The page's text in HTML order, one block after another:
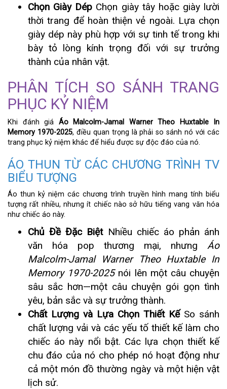
Chọn Giày Dép Chọn giày tây hoặc giày lười
thời trang để hoàn thiện vẻ ngoài. Lựa chọn
giày dép này phù hợp với sự tinh tế trong khi
bày tỏ lòng kính trọng đối với sự trưởng
thành của nhân vật.
PHÂN TÍCH SO SÁNH TRANG
PHỤC KỶ NIỆM
Khi đánh giá Áo Malcolm-Jamal Warner Theo Huxtable In
Memory 1970-2025, điều quan trọng là phải so sánh nó với các
trang phục kỷ niệm khác để hiểu được sự độc đáo của nó.
ÁO THUN TỪ CÁC CHƯƠNG TRÌNH TV
BIỂU TƯỢNG
Áo thun kỷ niệm các chương trình truyền hình mang tính biểu
tượng rất nhiều, nhưng ít chiếc nào sở hữu tiếng vang văn hóa
như chiếc áo này.
Chủ Đề Đặc BiệtNhiều chiếc áo phản ánh
văn hóa pop thương mại, nhưng Áo
Malcolm-Jamal Warner Theo Huxtable In
Memory 1970-2025nói lên một câu chuyện
sâu sắc hơn—một câu chuyện gói gọn tình
yêu, bản sắc và sự trưởng thành.
Chất Lượng và Lựa Chọn Thiết KếSo sánh
chất lượng vải và các yếu tố thiết kế làm cho
chiếc áo này nổi bật. Các lựa chọn thiết kế
chu đáo của nó cho phép nó hoạt động như
cả một món đồ thường ngày và một hiện vật
lịch sử.